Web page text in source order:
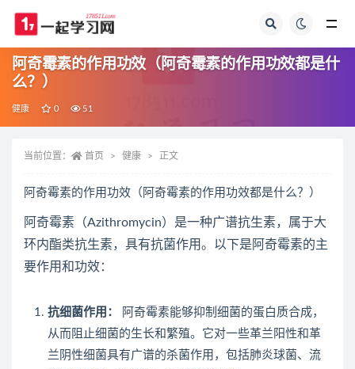
阿奇霉素的作用功效（阿奇霉素的作用功效都是什
么？）
健康 0 51
当前位置： 首页 健康 正文
阿奇霉素的作用功效（阿奇霉素的作用功效都是什么？）
阿奇霉素（Azithromycin）是一种广谱抗生素，属于大
环内酯类抗生素，具有抗菌作用。以下是阿奇霉素的主
要作用和功效：
抗细菌作用：
阿奇霉素能够抑制细菌的蛋白质合成，
从而阻止细菌的生长和繁殖。它对一些革兰阳性和革
兰阴性细菌具有广谱的杀菌作用，包括肺炎球菌、流